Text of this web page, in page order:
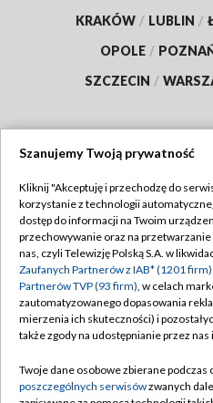
KRAKÓW / LUBLIN /
OPOLE /
SZCZECIN /
Abonament TVP
Emisja w TVP
Centrum informacji TVP
Naziemna Telewizja Cyfrowa
Rada Programowa
Polityka
Moje
Szanujemy Twoją prywatność
Kliknij "Akceptuję i przechodzę do
korzystanie z technologii
dostęp do informacji na Twoim
przechowywanie oraz na
nas, czyli Telewizję Polską S.A. w
Zaufanych Partnerów z IAB* (1201 firm)
Partnerów TVP (93 firm), w celach
zautomatyzowanego dopasowania
mierzenia ich skuteczności) i
także zgody na udostępnianie przez
Twoje dane osobowe zbierane
poszczególnych serwisówzwanych